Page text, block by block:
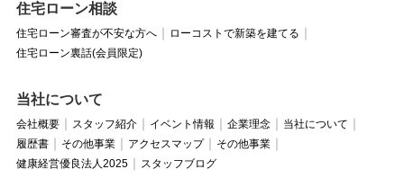
住宅ローン相談
住宅ローン審査が不安な方へ
ローコストで新築を建てる
住宅ローン裏話(会員限定)
当社について
会社概要 スタッフ紹介 イベント情報 企業理念
当社について
履歴書
その他事業 アクセスマップ
その他事業
健康経営優良法人2025
スタッフブログ